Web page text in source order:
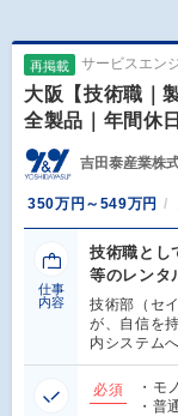
再掲載 サービスエン
大阪【技術職｜
全製品｜年間休
吉田泰産業株
350万円～549万円
仕事
内容
技術職とし
等のレンタ
技術部（セ
が、自信を
内システム
必須
・モ
・普